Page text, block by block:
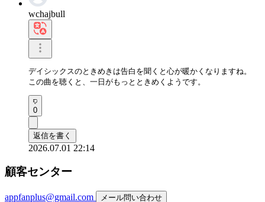
wchajbull
デイシックスのときめきは告白を聞くと心が暖かくなりますね。
この曲を聴くと、一日がもっとときめくようです。
0
返信を書く
2026.07.01 22:14
顧客センター
appfanplus@gmail.com メール問い合わせ